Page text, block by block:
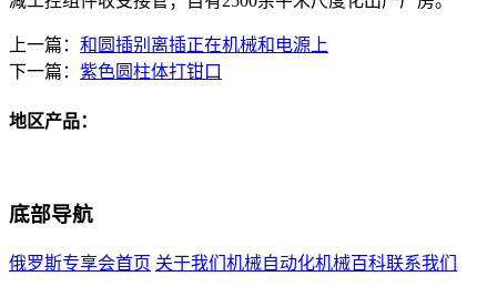
上一篇： 和圆插别离插正在机械和电源上
下一篇： 紫色圆柱体打钳口
地区产品：
底部导航
俄罗斯专享会首页 关于我们 机械自动化机械百科联系我们